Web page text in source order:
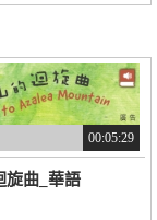
00:05:29
旋曲_華語